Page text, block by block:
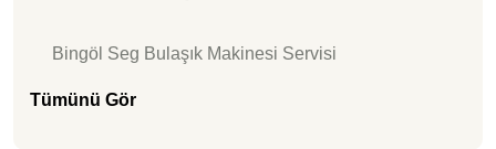
Bingöl Seg Bulaşık Makinesi Servisi
Tümünü Gör